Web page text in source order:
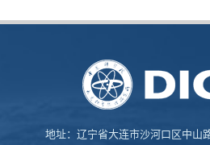
地址：辽宁省大连市沙河口区中